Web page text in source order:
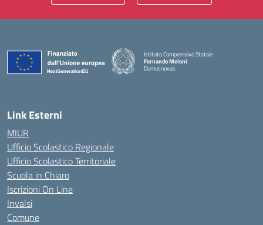
Istituto Comprensivo Statale
Fernando Meloni
Domusnovas
Link Esterni
MIUR
Ufficio Scolastico Regionale
Ufficio Scolastico Territoriale
Scuola in Chiaro
Iscrizioni On Line
Invalsi
Comune